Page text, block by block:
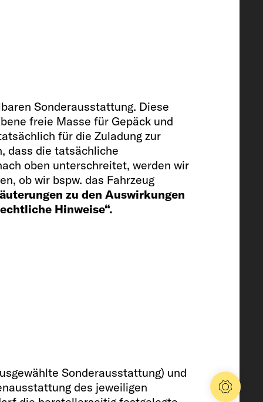
Sonderausstattung. Diese
freie Masse für Gepäck und
für die Zuladung zur
dass die tatsächliche
oben unterschreitet, werden wir
ob wir bspw. das Fahrzeug
zu den Auswirkungen
Hinweise“.
Sonderausstattung) und
des jeweiligen